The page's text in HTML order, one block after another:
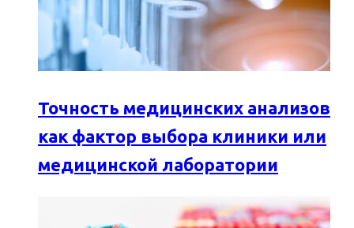
Точность медицинских анализов
как фактор выбора клиники или
медицинской лаборатории